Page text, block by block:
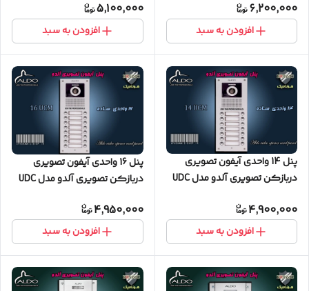
6,200,000
افزودن به سبد
5,100,000
افزودن به سبد
پنل 14 واحدی آیفون تصویری
دربازکن تصویری آلدو مدل UDC
4,900,000
افزودن به سبد
پنل 16 واحدی آیفون تصویری
دربازکن تصویری آلدو مدل UDC
4,950,000
افزودن به سبد